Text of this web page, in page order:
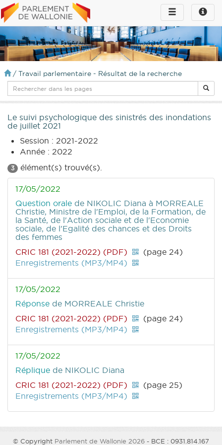
Toggle
infos
Toggle
navigation
/ Travail parlementaire - Résultat de la recherche
Le suivi psychologique des sinistrés des inondations
de juillet 2021
Session : 2021-2022
Année : 2022
3 élément(s) trouvé(s).
17/05/2022
Question orale de NIKOLIC Diana à MORREALE
Christie, Ministre de l'Emploi, de la Formation, de
la Santé, de l'Action sociale et de l'Economie
sociale, de l'Egalité des chances et des Droits
des femmes
CRIC 181 (2021-2022) (PDF)
(page 24)
Enregistrements (MP3/MP4)
17/05/2022
Réponse de MORREALE Christie
CRIC 181 (2021-2022) (PDF)
(page 24)
Enregistrements (MP3/MP4)
17/05/2022
Réplique de NIKOLIC Diana
CRIC 181 (2021-2022) (PDF)
(page 25)
Enregistrements (MP3/MP4)
© Copyright Parlement de Wallonie 2026 - BCE : 0931.814.167